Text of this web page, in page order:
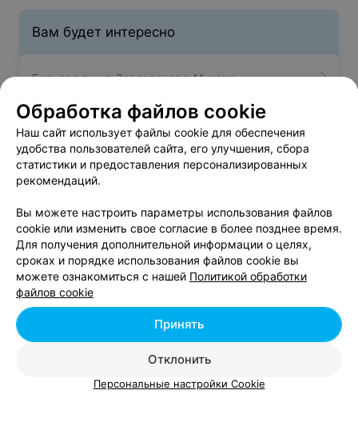
Вам будет интересно
Бильярд в м-р Заславская в Минске
Бильярд в м-р Комаровка в Минске
Бильярд в м-р Харьковская в Минске
Добавить компанию
Добавить специалиста
Обработка файлов cookie
Наш сайт использует файлы cookie для обеспечения
удобства пользователей сайта, его улучшения, сбора
статистики и предоставления персонализированных
рекомендаций.
Вы можете настроить параметры использования файлов
cookie или изменить свое согласие в более позднее время.
Для получения дополнительной информации о целях,
сроках и порядке использования файлов cookie вы
можете ознакомиться с нашей Политикой обработки
файлов cookie
Отклонить
Принять
Персональные настройки Cookie